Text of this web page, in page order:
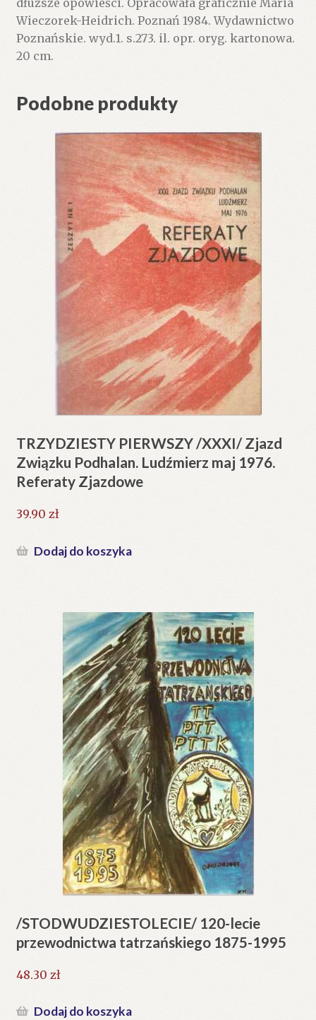
Wieczorek-Heidrich. Poznań 1984. Wydawnictwo
Poznańskie. wyd.1. s.273. il. opr. oryg. kartonowa.
20 cm.
Podobne produkty
TRZYDZIESTY PIERWSZY /XXXI/ Zjazd
Związku Podhalan. Ludźmierz maj 1976.
Referaty Zjazdowe
39.90 zł
Dodaj do koszyka
/STODWUDZIESTOLECIE/ 120-lecie
przewodnictwa tatrzańskiego 1875-1995
48.30 zł
Dodaj do koszyka